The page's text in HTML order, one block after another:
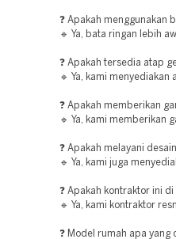
❓ Apakah menggunakan
🔹 Ya, bata ringan lebih
❓ Apakah tersedia atap
🔹 Ya, kami
❓ Apakah memberikan
🔹 Ya, kami memberikan
❓ Apakah melayani
🔹 Ya, kami juga
❓ Apakah kontraktor ini
🔹 Ya, kami kontraktor
❓ Model rumah apa yang